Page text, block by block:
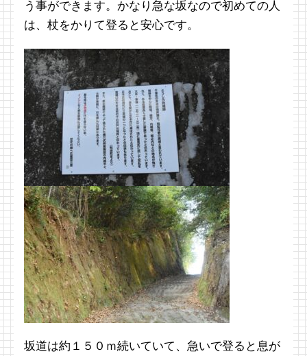
う事ができます。かなり急な坂なので初めての人
は、杖をかりて登ると安心です。
坂道は約１５０ｍ続いていて、急いで登ると息が